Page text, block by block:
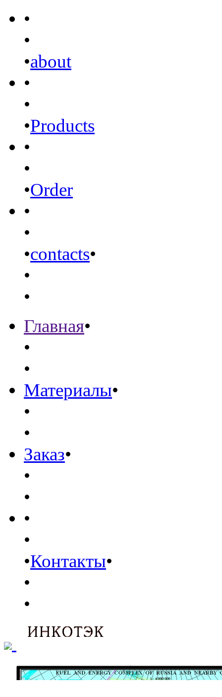
•
•
•about
•
•
•Products
•
•
•Order
•
•
•contacts•
•
•
Главная•
•
•
Материалы•
•
•
Заказ•
•
•
•
•
•Контакты•
•
•